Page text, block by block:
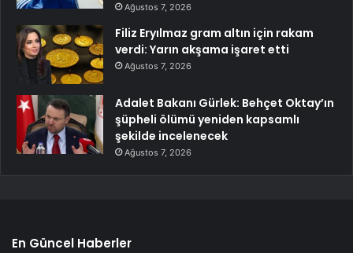
Ağustos 7, 2026
Filiz Eryılmaz gram altın için rakam
verdi: Yarın akşama işaret etti
Ağustos 7, 2026
Adalet Bakanı Gürlek: Behçet Oktay’ın
şüpheli ölümü yeniden kapsamlı
şekilde incelenecek
Ağustos 7, 2026
En Güncel Haberler